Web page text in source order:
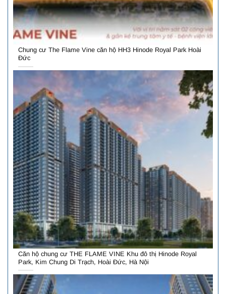
Chung cư The Flame Vine căn hộ HH3 Hinode Royal Park Hoài
Đức
Căn hộ chung cư THE FLAME VINE Khu đô thị Hinode Royal
Park, Kim Chung Di Trạch, Hoài Đức, Hà Nội